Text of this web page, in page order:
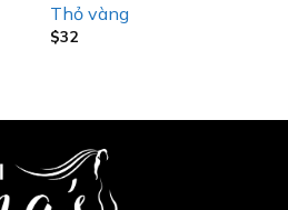
Thỏ vàng
$32